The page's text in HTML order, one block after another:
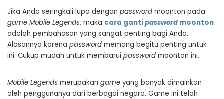
Jika Anda seringkali lupa dengan password moonton pada
game Mobile Legends, maka cara gantipasswordmoonton
adalah pembahasan yang sangat penting bagi Anda.
Alasannya karena password memang begitu penting untuk
ini. Cukup mudah untuk membarui password moonton ini.
Mobile Legends merupakan game yang banyak dimainkan
oleh penggunanya dari berbagai negara. Game ini telah